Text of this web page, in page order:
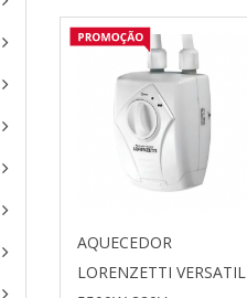
AQUECEDOR
LORENZETTI VERSATIL